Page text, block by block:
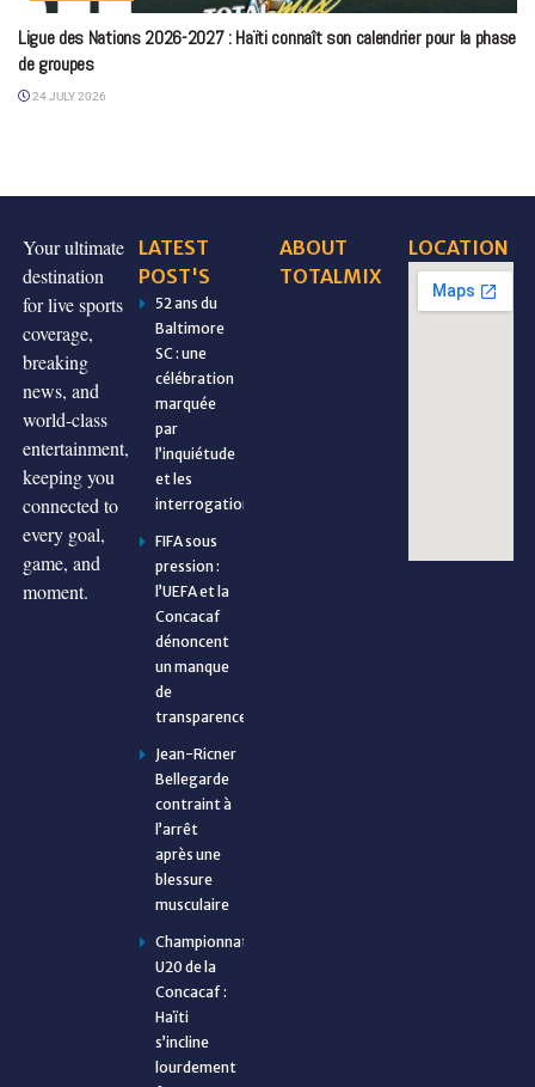
Ligue des Nations 2026-2027 : Haïti connaît son calendrier pour la phase
de groupes
24 JULY 2026
Your ultimate
destination
for live sports
coverage,
breaking
news, and
world-class
entertainment,
keeping you
connected to
every goal,
game, and
moment.
LATEST
POST'S
52 ans du
Baltimore
SC : une
célébration
marquée
par
l’inquiétude
et les
interrogations
FIFA sous
pression :
l’UEFA et la
Concacaf
dénoncent
un manque
de
transparence
Jean-Ricner
Bellegarde
contraint à
l’arrêt
après une
blessure
musculaire
Championnat
U20 de la
Concacaf :
Haïti
s’incline
lourdement
ABOUT
TOTALMIX
LOCATION